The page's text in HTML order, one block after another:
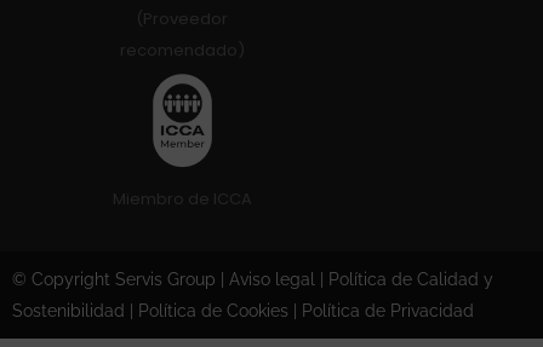
(Proveedor
recomendado)
Miembro de ICCA
© Copyright Servis Group Aviso legal
Política de Calidad y
Sostenibilidad
Política de Cookies Política de Privacidad